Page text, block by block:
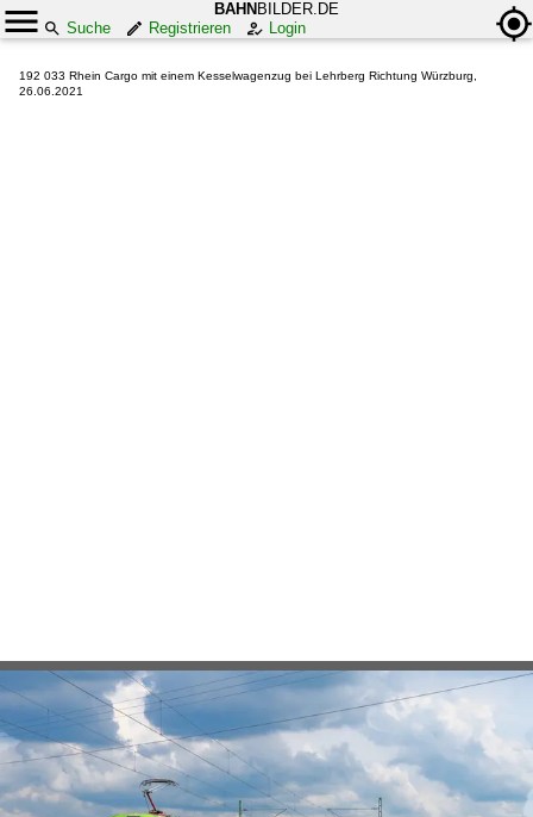
BAHN BILDER.DE
Suche
Registrieren Login
192 033 Rhein Cargo mit einem Kesselwagenzug bei Lehrberg Richtung Würzburg,
26.06.2021